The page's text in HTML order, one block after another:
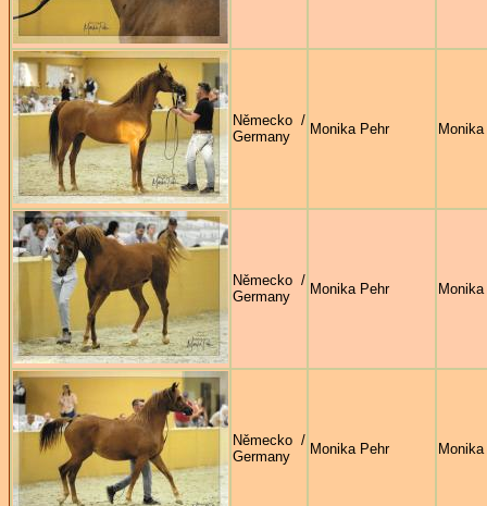
Německo /
Germany
Monika Pehr
Německo /
Germany
Monika Pehr
Německo /
Germany
Monika Pehr